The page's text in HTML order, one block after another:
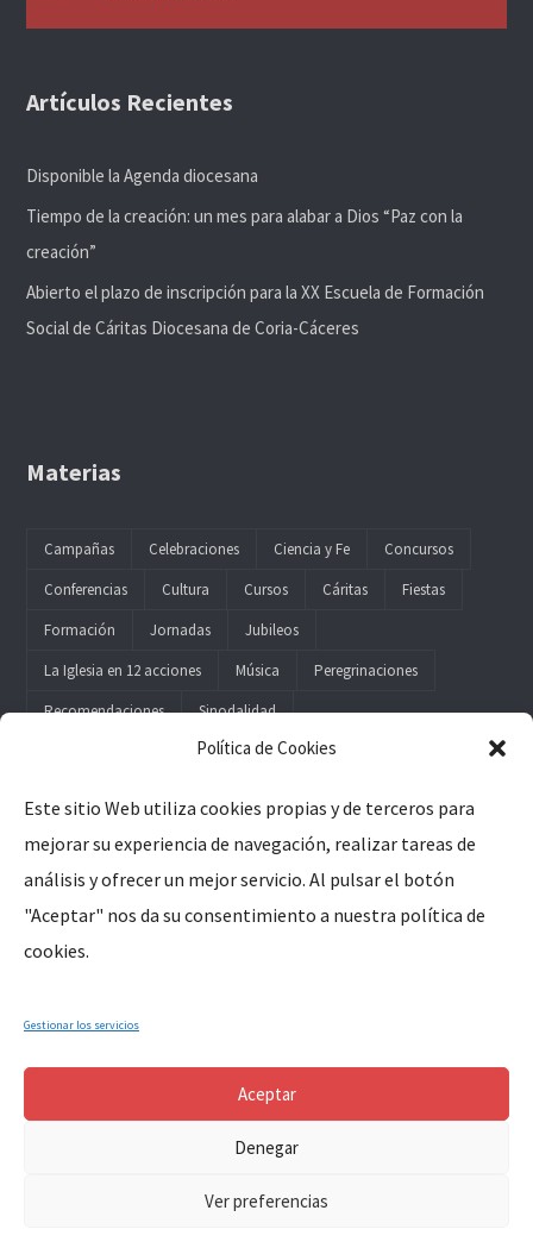
Política de Cookies
Este sitio Web utiliza cookies propias y de terceros para
mejorar su experiencia de navegación, realizar tareas de
análisis y ofrecer un mejor servicio. Al pulsar el botón
"Aceptar" nos da su consentimiento a nuestra política de
cookies.
Gestionar los servicios
Aceptar
Denegar
Ver preferencias
Artículos Recientes
Disponible la Agenda diocesana
Tiempo de la creación: un mes para alabar a Dios “Paz con la
creación”
Abierto el plazo de inscripción para la XX Escuela de Formación
Social de Cáritas Diocesana de Coria-Cáceres
Materias
Campañas Celebraciones Ciencia y Fe
Concursos
Conferencias
Cultura Cursos Cáritas
Fiestas
Formación
Jornadas
Jubileos
La Iglesia en 12 acciones
Música
Peregrinaciones
Recomendaciones
Sinodalidad
Legal
Aviso Legal
Extremadura-España). All Rights Reserved.